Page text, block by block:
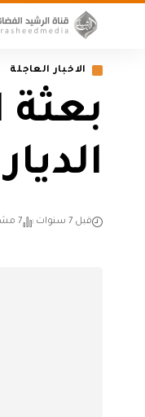
الاخبار العاجلة
بعثة
قبل 7 سنوات 7 مشاهدات